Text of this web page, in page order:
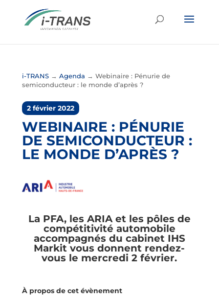
i-TRANS→ Agenda → Webinaire : Pénurie de
semiconducteur : le monde d’après ?
2 février 2022
WEBINAIRE : PÉNURIE
DE SEMICONDUCTEUR :
LE MONDE D’APRÈS ?
La PFA, les ARIA et les pôles de
compétitivité automobile
accompagnés du cabinet IHS
Markit vous donnent rendez-
vous le mercredi 2 février.
À propos de cet évènement